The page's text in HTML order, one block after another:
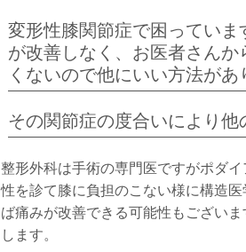
変形性膝関節症で困ってい
が改善しなく、お医者さん
くないので他にいい方法があ
その関節症の度合いにより他
整形外科は手術の専門医ですがポダ
性を診て膝に負担のこない様に構造
ば痛みが改善できる可能性もござい
します。